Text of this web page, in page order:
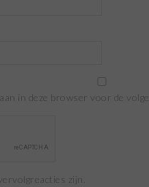
in deze browser voor de
zijn.